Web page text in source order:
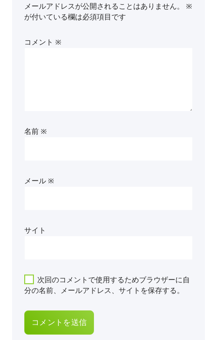
メールアドレスが公開されることはありません。
※
が付いている欄は必須項目です
コメント ※
名前※
メール※
サイト
次回のコメントで使用するためブラウザーに自
分の名前、メールアドレス、サイトを保存する。